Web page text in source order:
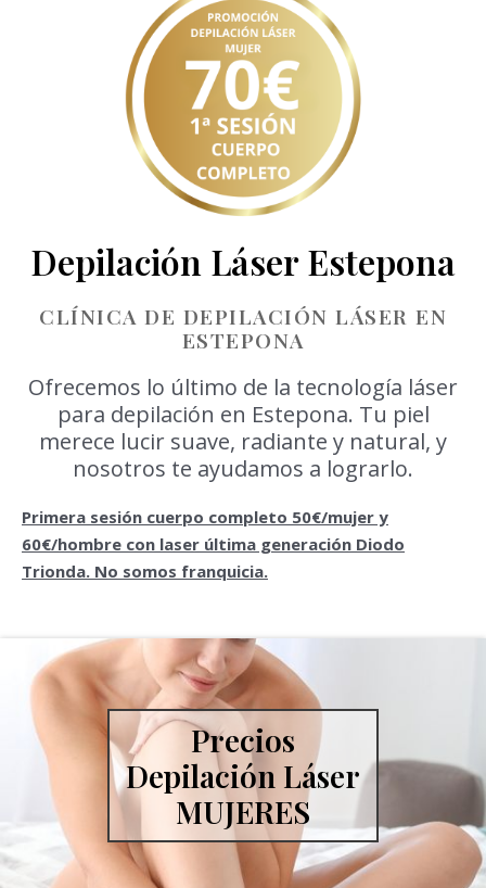
Depilación Láser Estepona
CLÍNICA DE DEPILACIÓN LÁSER EN
ESTEPONA
Ofrecemos lo último de la tecnología láser
para depilación en Estepona. Tu piel
merece lucir suave, radiante y natural, y
nosotros te ayudamos a lograrlo.
Primera sesión cuerpo completo 50€/mujer y
60€/hombre con laser última generación Diodo
Trionda. No somos franquicia.
Precios
Depilación Láser
MUJERES